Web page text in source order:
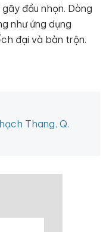
đầu nhọn. Dòng
như ứng dụng
đại và bàn trộn.
Thang, Q.